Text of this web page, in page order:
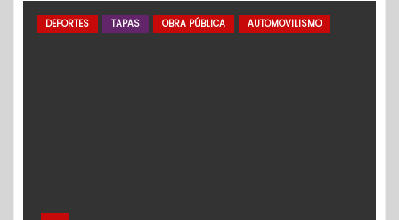
DEPORTES TAPAS OBRA PÚBLICA AUTOMOVILISMO